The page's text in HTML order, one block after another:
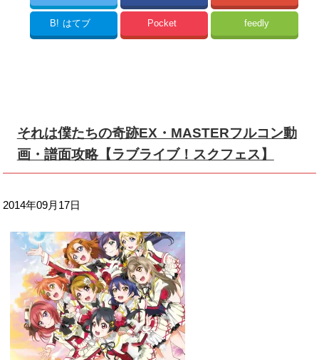
B! はてブ Pocket feedly
それは僕たちの奇跡EX・MASTERフルコン動
画・譜面攻略【ラブライブ！スクフェス】
2014年09月17日